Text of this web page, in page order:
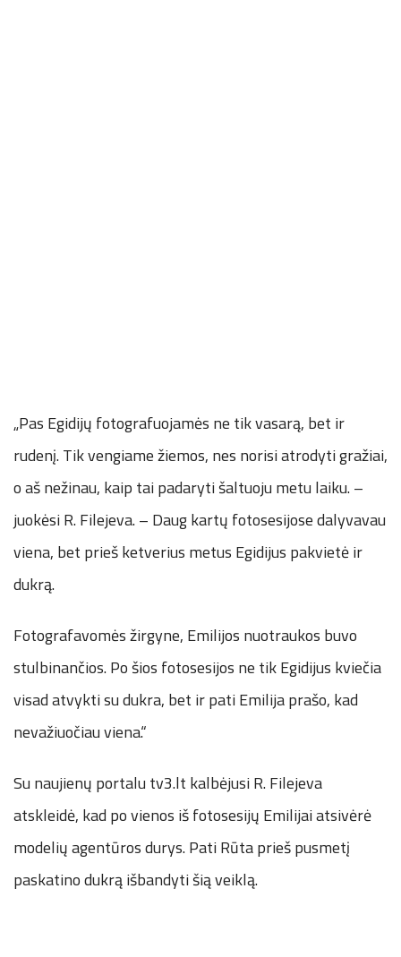
„Pas Egidijų fotografuojamės ne tik vasarą, bet ir
rudenį. Tik vengiame žiemos, nes norisi atrodyti gražiai,
o aš nežinau, kaip tai padaryti šaltuoju metu laiku. –
juokėsi R. Filejeva. – Daug kartų fotosesijose dalyvavau
viena, bet prieš ketverius metus Egidijus pakvietė ir
dukrą.
Fotografavomės žirgyne, Emilijos nuotraukos buvo
stulbinančios. Po šios fotosesijos ne tik Egidijus kviečia
visad atvykti su dukra, bet ir pati Emilija prašo, kad
nevažiuočiau viena.“
Su naujienų portalu tv3.lt kalbėjusi R. Filejeva
atskleidė, kad po vienos iš fotosesijų Emilijai atsivėrė
modelių agentūros durys. Pati Rūta prieš pusmetį
paskatino dukrą išbandyti šią veiklą.